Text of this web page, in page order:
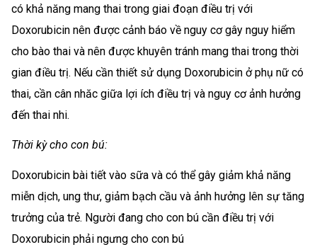
có khả năng mang thai trong giai đoạn điều trị với
Doxorubicin nên được cảnh báo về nguy cơ gây nguy hiểm
cho bào thai và nên được khuyên tránh mang thai trong thời
gian điều trị. Nếu cần thiết sử dụng Doxorubicin ở phụ nữ có
thai, cần cân nhăc giữa lợi ích điều trị và nguy cơ ảnh hưởng
đến thai nhi.
Thời kỳ cho con bú:
Doxorubicin bài tiết vào sữa và có thể gây giảm khả năng
miễn dịch, ung thư, giảm bạch cầu và ảnh hưởng lên sự tăng
trưởng của trẻ. Người đang cho con bú cần điều trị với
Doxorubicin phải ngưng cho con bú